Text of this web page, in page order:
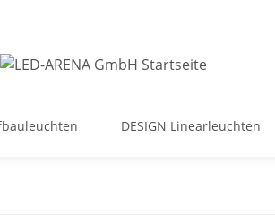
DESIGN Linearleuchten